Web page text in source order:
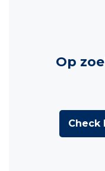
Op
Check